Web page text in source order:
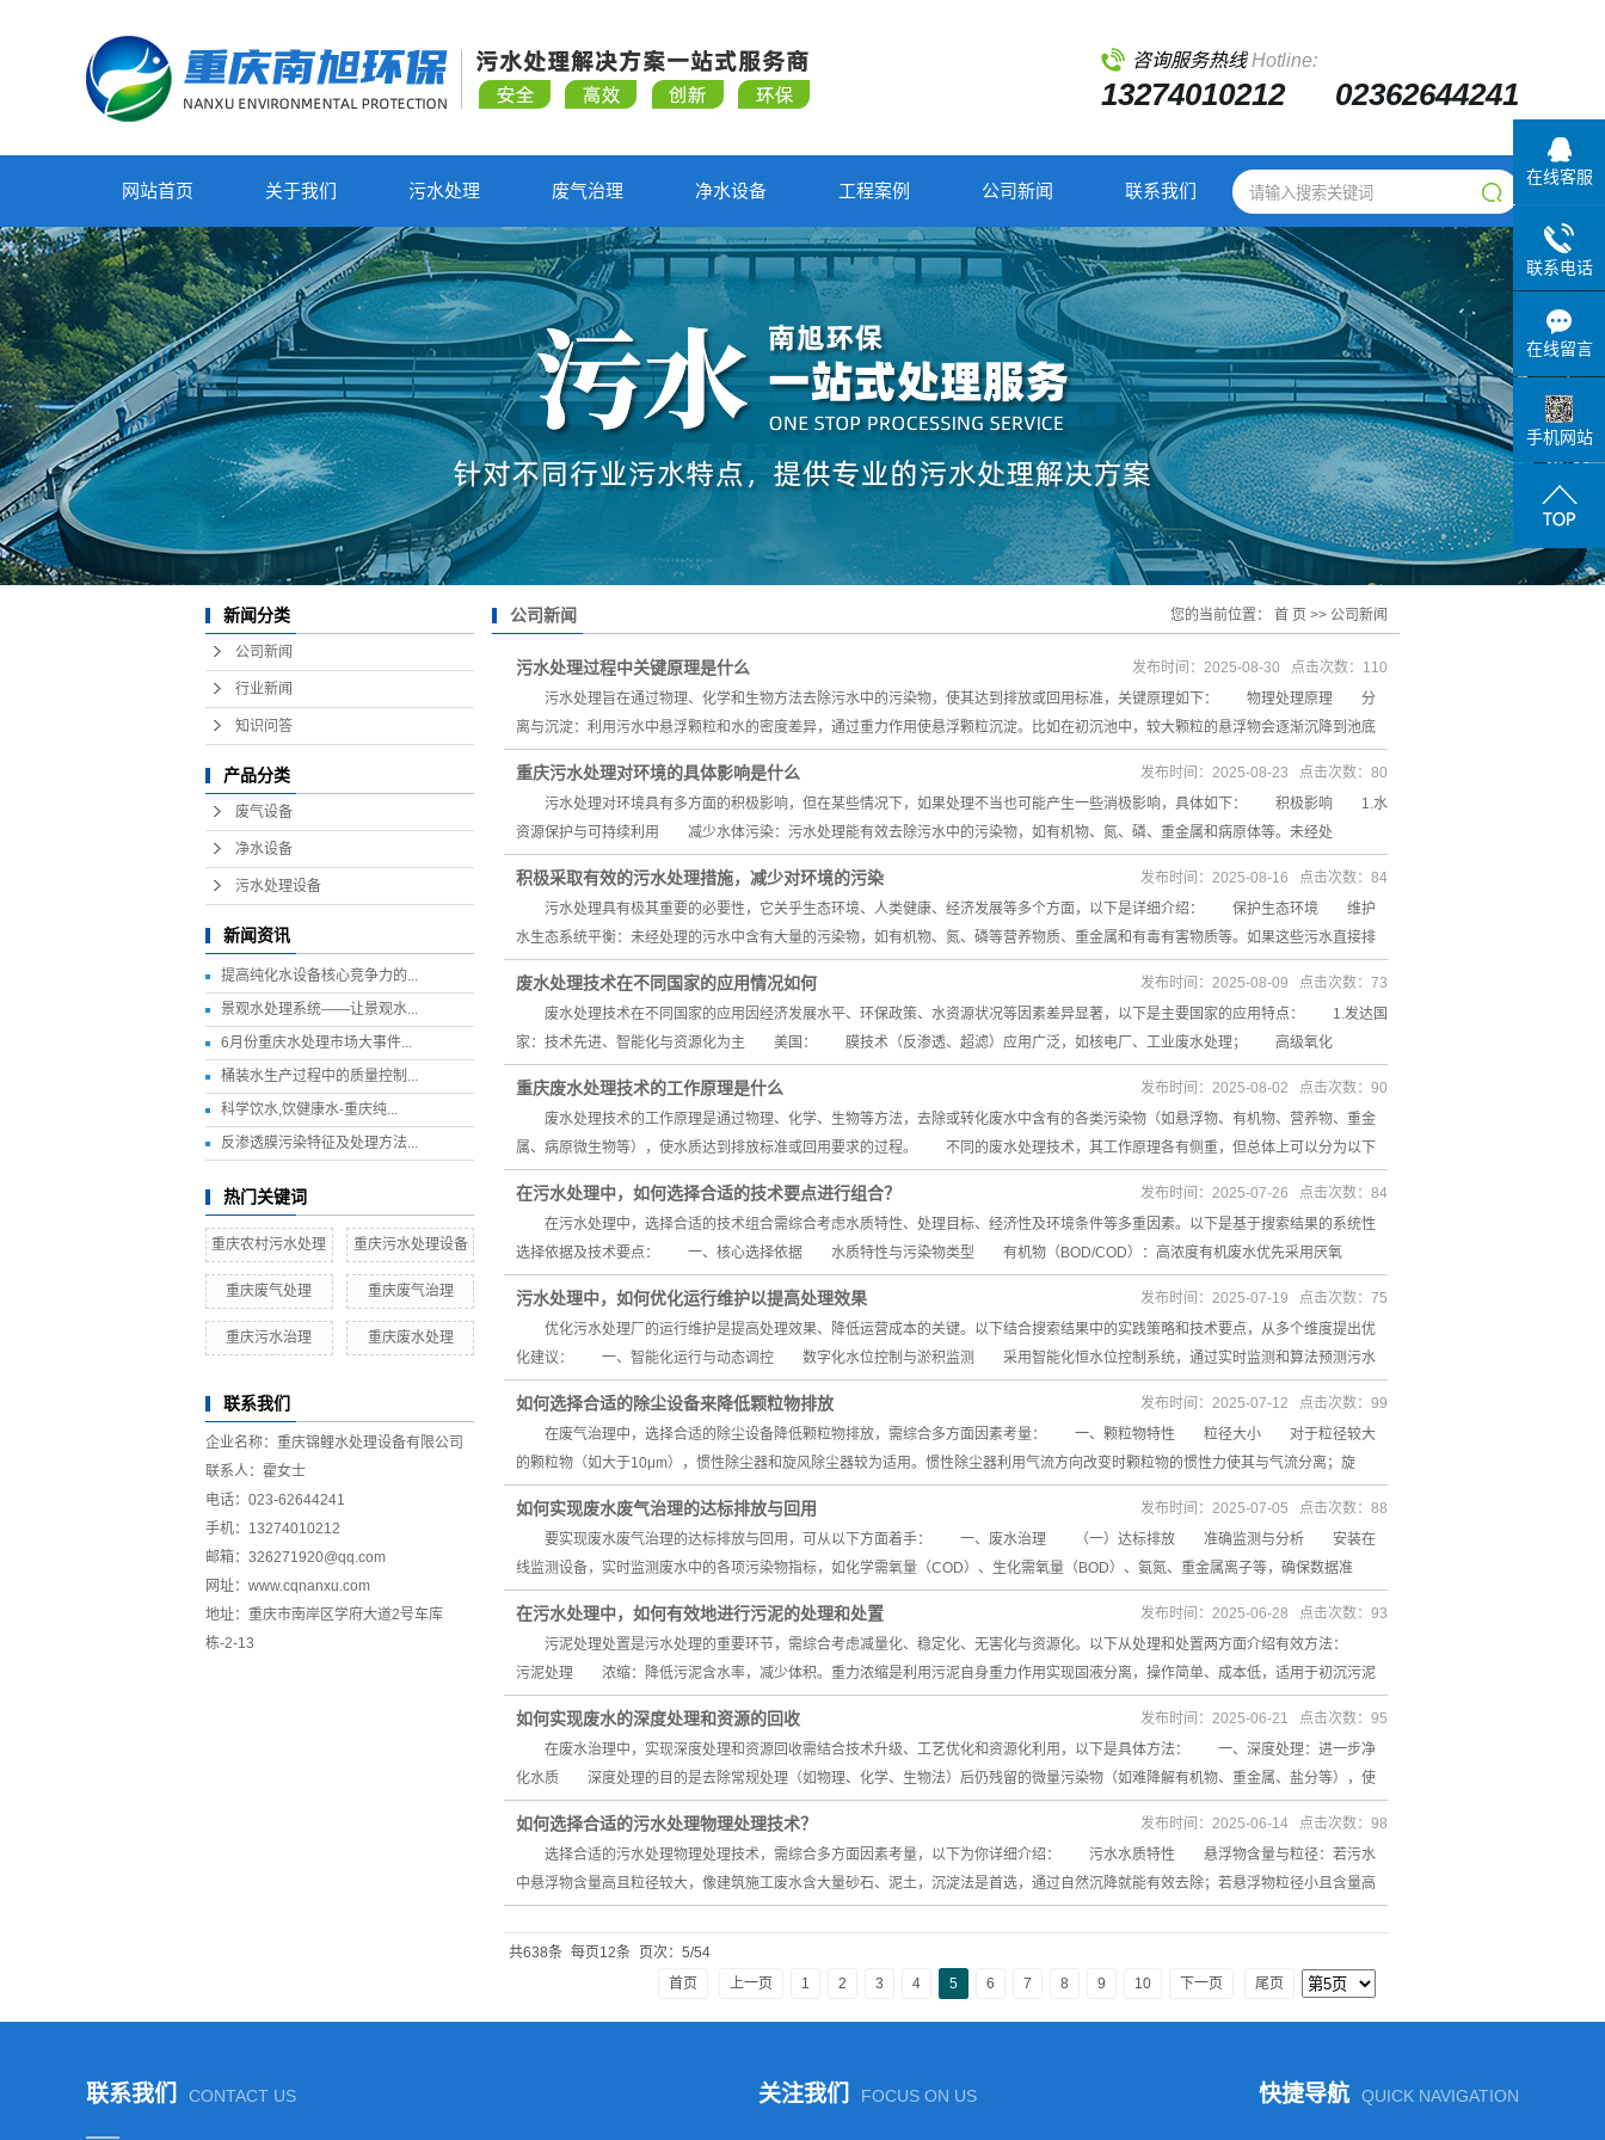
咨询服务热线Hotline:
13274010212 02362644241
网站首页 关于我们 污水处理
废气设备
净水设备
污水处理设备
废气治理 净水设备 工程案例
合作案例
公司新闻
公司新闻
行业新闻
知识问答
联系我们
新闻分类
公司新闻
行业新闻
知识问答
产品分类
废气设备
净水设备
污水处理设备
新闻资讯
提高纯化水设备核心竞争力的...
景观水处理系统——让景观水...
6月份重庆水处理市场大事件...
桶装水生产过程中的质量控制...
科学饮水,饮健康水-重庆纯...
反渗透膜污染特征及处理方法...
热门关键词
重庆农村污水处理 重庆污水处理设备
重庆废气处理 重庆废气治理
重庆污水治理 重庆废水处理
联系我们
企业名称：重庆锦鲤水处理设备有限公司
联系人：霍女士
电话：023-62644241
手机：13274010212
邮箱：326271920@qq.com
网址：www.cqnanxu.com
地址：重庆市南岸区学府大道2号车库
栋-2-13
公司新闻 您的当前位置： 首 页 >> 公司新闻
污水处理过程中关键原理是什么
污水处理旨在通过物理、化学和生物方法去除污水中的污染物，使其达到排放或回用标准，关键原理如下： 物理处理原理 分
离与沉淀：利用污水中悬浮颗粒和水的密度差异，通过重力作用使悬浮颗粒沉淀。比如在初沉池中，较大颗粒的悬浮物会逐渐沉降到池底
发布时间：2025-08-30 点击次数：110
重庆污水处理对环境的具体影响是什么
污水处理对环境具有多方面的积极影响，但在某些情况下，如果处理不当也可能产生一些消极影响，具体如下： 积极影响 1.水
资源保护与可持续利用 减少水体污染：污水处理能有效去除污水中的污染物，如有机物、氮、磷、重金属和病原体等。未经处
发布时间：2025-08-23 点击次数：80
积极采取有效的污水处理措施，减少对环境的污染
污水处理具有极其重要的必要性，它关乎生态环境、人类健康、经济发展等多个方面，以下是详细介绍： 保护生态环境 维护
水生态系统平衡：未经处理的污水中含有大量的污染物，如有机物、氮、磷等营养物质、重金属和有毒有害物质等。如果这些污水直接排
发布时间：2025-08-16 点击次数：84
废水处理技术在不同国家的应用情况如何
废水处理技术在不同国家的应用因经济发展水平、环保政策、水资源状况等因素差异显著，以下是主要国家的应用特点： 1.发达国
家：技术先进、智能化与资源化为主 美国： 膜技术（反渗透、超滤）应用广泛，如核电厂、工业废水处理； 高级氧化
发布时间：2025-08-09 点击次数：73
重庆废水处理技术的工作原理是什么
废水处理技术的工作原理是通过物理、化学、生物等方法，去除或转化废水中含有的各类污染物（如悬浮物、有机物、营养物、重金
属、病原微生物等），使水质达到排放标准或回用要求的过程。 不同的废水处理技术，其工作原理各有侧重，但总体上可以分为以下
发布时间：2025-08-02 点击次数：90
在污水处理中，如何选择合适的技术要点进行组合？
在污水处理中，选择合适的技术组合需综合考虑水质特性、处理目标、经济性及环境条件等多重因素。以下是基于搜索结果的系统性
选择依据及技术要点： 一、核心选择依据 水质特性与污染物类型 有机物（BOD/COD）：高浓度有机废水优先采用厌氧
发布时间：2025-07-26 点击次数：84
污水处理中，如何优化运行维护以提高处理效果
优化污水处理厂的运行维护是提高处理效果、降低运营成本的关键。以下结合搜索结果中的实践策略和技术要点，从多个维度提出优
化建议： 一、智能化运行与动态调控 数字化水位控制与淤积监测 采用智能化恒水位控制系统，通过实时监测和算法预测污水
发布时间：2025-07-19 点击次数：75
如何选择合适的除尘设备来降低颗粒物排放
在废气治理中，选择合适的除尘设备降低颗粒物排放，需综合多方面因素考量： 一、颗粒物特性 粒径大小 对于粒径较大
的颗粒物（如大于10μm），惯性除尘器和旋风除尘器较为适用。惯性除尘器利用气流方向改变时颗粒物的惯性力使其与气流分离；旋
发布时间：2025-07-12 点击次数：99
如何实现废水废气治理的达标排放与回用
要实现废水废气治理的达标排放与回用，可从以下方面着手： 一、废水治理 （一）达标排放 准确监测与分析 安装在
线监测设备，实时监测废水中的各项污染物指标，如化学需氧量（COD）、生化需氧量（BOD）、氨氮、重金属离子等，确保数据准
发布时间：2025-07-05 点击次数：88
在污水处理中，如何有效地进行污泥的处理和处置
污泥处理处置是污水处理的重要环节，需综合考虑减量化、稳定化、无害化与资源化。以下从处理和处置两方面介绍有效方法：
污泥处理 浓缩：降低污泥含水率，减少体积。重力浓缩是利用污泥自身重力作用实现固液分离，操作简单、成本低，适用于初沉污泥
发布时间：2025-06-28 点击次数：93
如何实现废水的深度处理和资源的回收
在废水治理中，实现深度处理和资源回收需结合技术升级、工艺优化和资源化利用，以下是具体方法： 一、深度处理：进一步净
化水质 深度处理的目的是去除常规处理（如物理、化学、生物法）后仍残留的微量污染物（如难降解有机物、重金属、盐分等），使
发布时间：2025-06-21 点击次数：95
如何选择合适的污水处理物理处理技术？
选择合适的污水处理物理处理技术，需综合多方面因素考量，以下为你详细介绍： 污水水质特性 悬浮物含量与粒径：若污水
中悬浮物含量高且粒径较大，像建筑施工废水含大量砂石、泥土，沉淀法是首选，通过自然沉降就能有效去除；若悬浮物粒径小且含量高
发布时间：2025-06-14 点击次数：98
共638条 每页12条
页次：5/54
首页
上一页 1 2 3 4 5 6 7 8 9 10 下一页 尾页
联系我们 CONTACT US 关注我们 FOCUS ON US 快捷导航 QUICK NAVIGATION
在线客服
联系电话
在线留言
手机网站